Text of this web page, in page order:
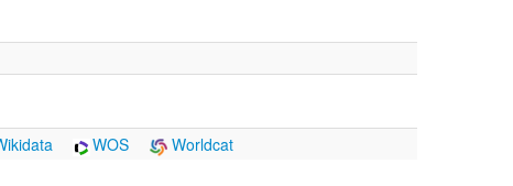
WOS Worldcat